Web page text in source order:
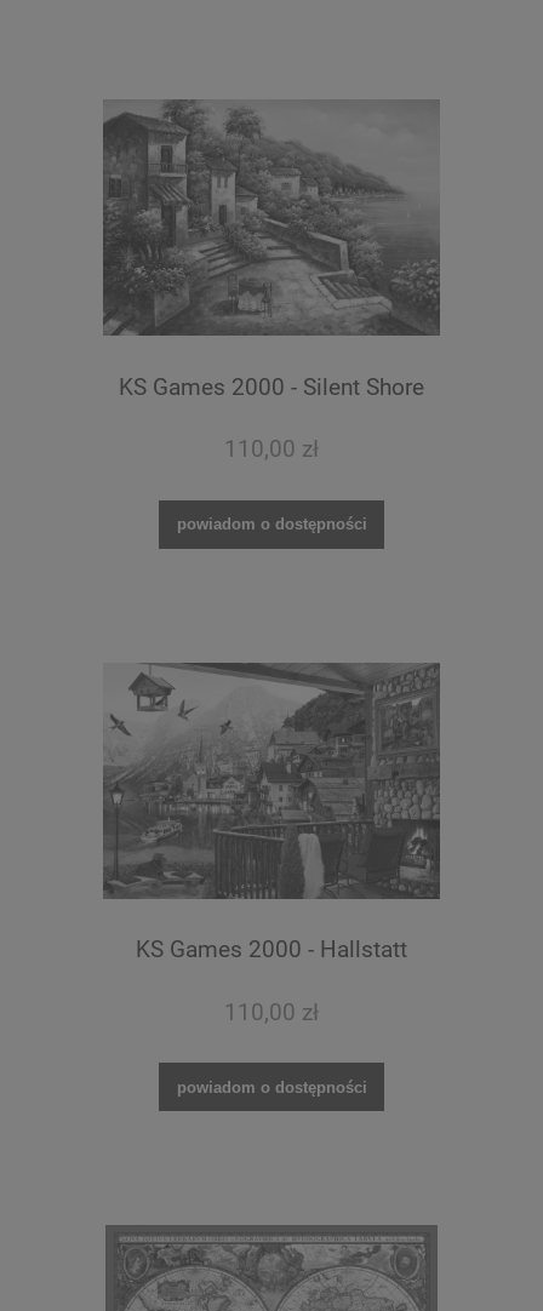
KS Games 2000 - Silent Shore
110,00 zł
powiadom o dostępności
KS Games 2000 - Hallstatt
110,00 zł
powiadom o dostępności